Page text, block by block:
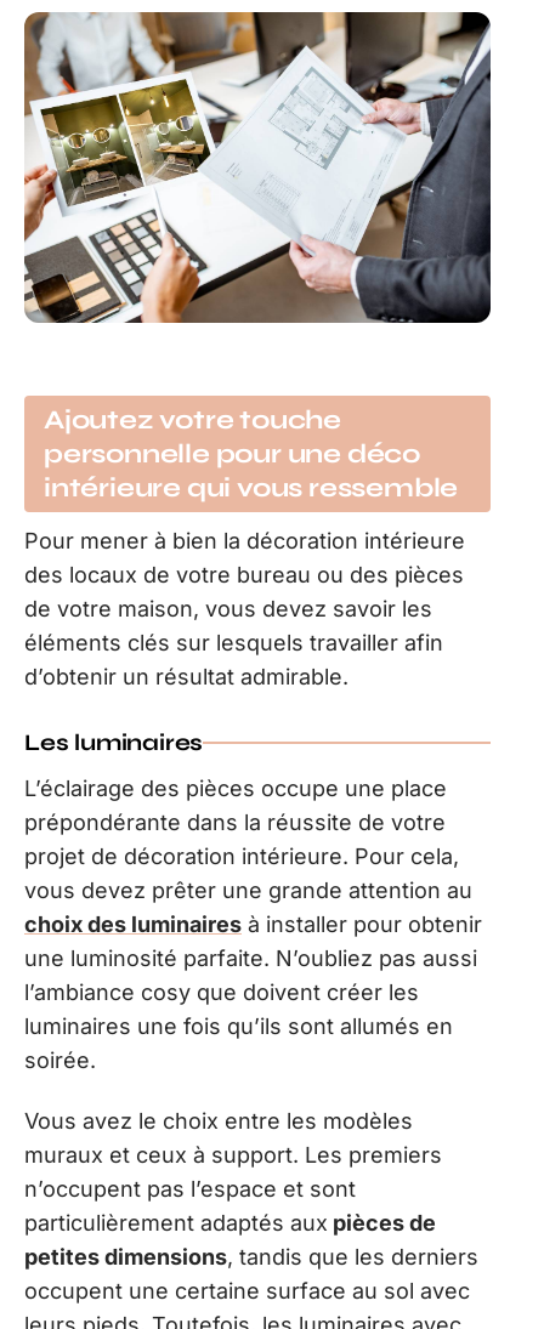
Ajoutez votre touche
personnelle pour une déco
intérieure qui vous ressemble
Pour mener à bien la décoration intérieure
des locaux de votre bureau ou des pièces
de votre maison, vous devez savoir les
éléments clés sur lesquels travailler afin
d’obtenir un résultat admirable.
Les luminaires
L’éclairage des pièces occupe une place
prépondérante dans la réussite de votre
projet de décoration intérieure. Pour cela,
vous devez prêter une grande attention au
choix des luminaires à installer pour obtenir
une luminosité parfaite. N’oubliez pas aussi
l’ambiance cosy que doivent créer les
luminaires une fois qu’ils sont allumés en
soirée.
Vous avez le choix entre les modèles
muraux et ceux à support. Les premiers
n’occupent pas l’espace et sont
particulièrement adaptés aux pièces de
petites dimensions, tandis que les derniers
occupent une certaine surface au sol avec